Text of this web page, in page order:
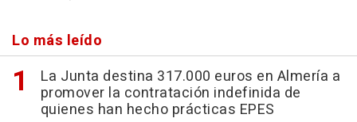
Lo más leído
La Junta destina 317.000 euros en Almería a
promover la contratación indefinida de
quienes han hecho prácticas EPES